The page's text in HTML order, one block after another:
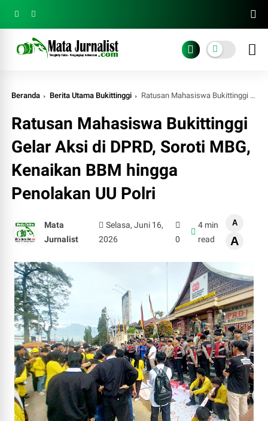
Beranda Berita Utama Bukittinggi Ratusan Mahasiswa Bukittinggi Gelar Aksi di DPRD, Soroti MBG, Kenaikan BBM hingga Penolakan UU Polri
Ratusan Mahasiswa Bukittinggi
Gelar Aksi di DPRD, Soroti MBG,
Kenaikan BBM hingga
Penolakan UU Polri
Mata
Jurnalist
Selasa, Juni 16,
2026
0
4 min
read
A
A